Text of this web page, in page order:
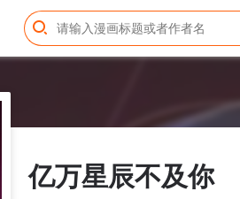
亿万星辰不及你